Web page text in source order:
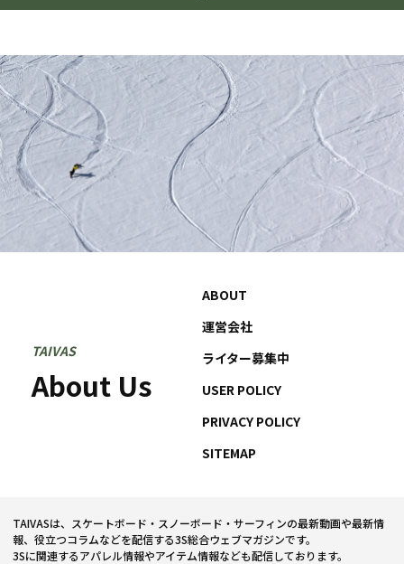
TAIVAS
About Us
ABOUT
運営会社
ライター募集中
USER POLICY
PRIVACY POLICY
SITEMAP
TAIVASは、スケートボード・スノーボード・サーフィンの最新動画や最新情
報、役立つコラムなどを配信する3S総合ウェブマガジンです。
3Sに関連するアパレル情報やアイテム情報なども配信しております。